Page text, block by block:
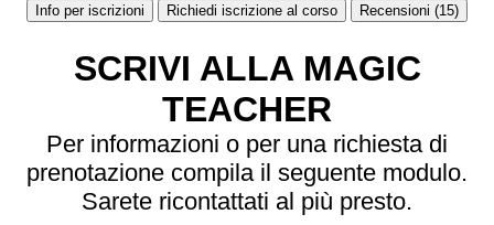
Info per iscrizioni Richiedi iscrizione al corso Recensioni (15)
SCRIVI ALLA MAGIC
TEACHER
Per informazioni o per una richiesta di
prenotazione compila il seguente modulo.
Sarete ricontattati al più presto.